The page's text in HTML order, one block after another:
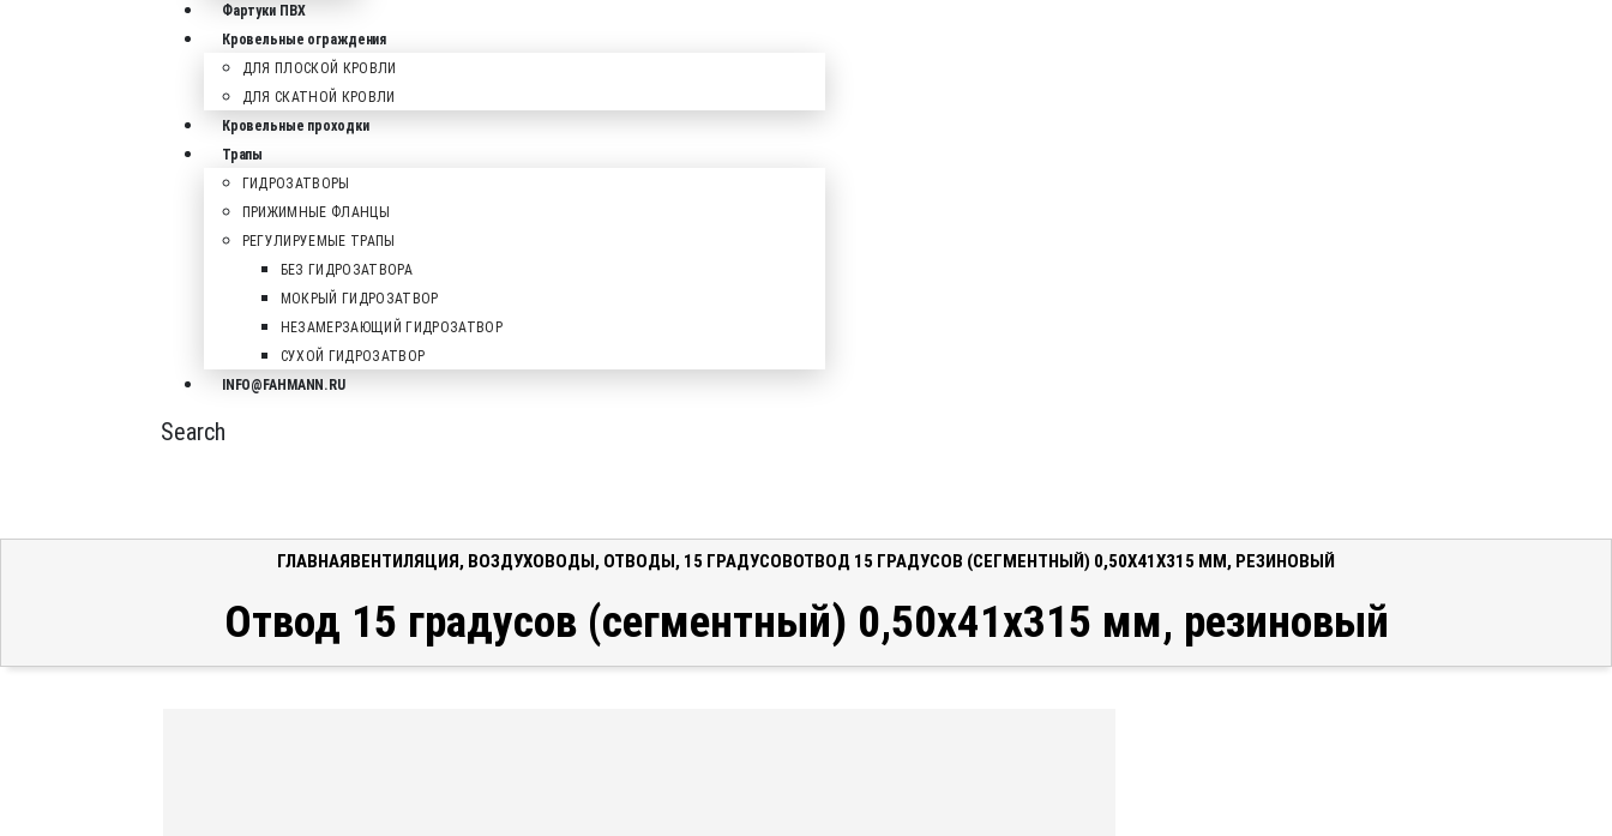
Фартуки ПВХ
Кровельные ограждения
ДЛЯ ПЛОСКОЙ КРОВЛИ
ДЛЯ СКАТНОЙ КРОВЛИ
Кровельные проходки
Трапы
ГИДРОЗАТВОРЫ
ПРИЖИМНЫЕ ФЛАНЦЫ
РЕГУЛИРУЕМЫЕ ТРАПЫ
БЕЗ ГИДРОЗАТВОРА
МОКРЫЙ ГИДРОЗАТВОР
НЕЗАМЕРЗАЮЩИЙ ГИДРОЗАТВОР
СУХОЙ ГИДРОЗАТВОР
INFO@FAHMANN.RU
Search
ГЛАВНАЯВЕНТИЛЯЦИЯ, ВОЗДУХОВОДЫ, ОТВОДЫ, 15 ГРАДУСОВОТВОД 15 ГРАДУСОВ (СЕГМЕНТНЫЙ) 0,50X41X315 ММ, РЕЗИНОВЫЙ
Отвод 15 градусов (сегментный) 0,50x41x315 мм, резиновый